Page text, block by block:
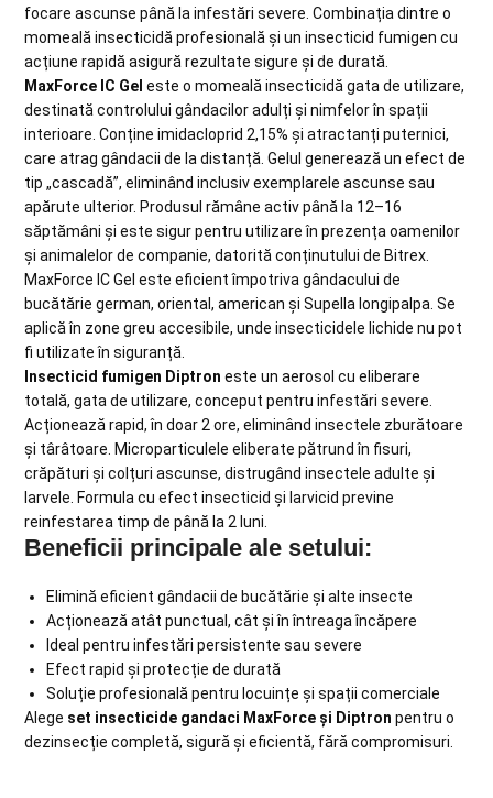
focare ascunse până la infestări severe. Combinația dintre o
momeală insecticidă profesională și un insecticid fumigen cu
acțiune rapidă asigură rezultate sigure și de durată.
MaxForce IC Gel este o momeală insecticidă gata de utilizare,
destinată controlului gândacilor adulți și nimfelor în spații
interioare. Conține imidacloprid 2,15% și atractanți puternici,
care atrag gândacii de la distanță. Gelul generează un efect de
tip „cascadă”, eliminând inclusiv exemplarele ascunse sau
apărute ulterior. Produsul rămâne activ până la 12–16
săptămâni și este sigur pentru utilizare în prezența oamenilor
și animalelor de companie, datorită conținutului de Bitrex.
MaxForce IC Gel este eficient împotriva gândacului de
bucătărie german, oriental, american și Supella longipalpa. Se
aplică în zone greu accesibile, unde insecticidele lichide nu pot
fi utilizate în siguranță.
Insecticid fumigen Diptron este un aerosol cu eliberare
totală, gata de utilizare, conceput pentru infestări severe.
Acționează rapid, în doar 2 ore, eliminând insectele zburătoare
și târâtoare. Microparticulele eliberate pătrund în fisuri,
crăpături și colțuri ascunse, distrugând insectele adulte și
larvele. Formula cu efect insecticid și larvicid previne
reinfestarea timp de până la 2 luni.
Beneficii principale ale setului:
Elimină eficient gândacii de bucătărie și alte insecte
Acționează atât punctual, cât și în întreaga încăpere
Ideal pentru infestări persistente sau severe
Efect rapid și protecție de durată
Soluție profesională pentru locuințe și spații comerciale
Alege set insecticide gandaci MaxForce și Diptron pentru o
dezinsecție completă, sigură și eficientă, fără compromisuri.